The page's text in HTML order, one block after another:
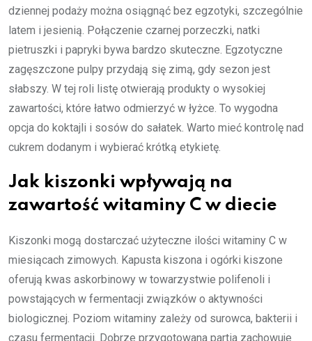
dziennej podaży można osiągnąć bez egzotyki, szczególnie
latem i jesienią. Połączenie czarnej porzeczki, natki
pietruszki i papryki bywa bardzo skuteczne. Egzotyczne
zagęszczone pulpy przydają się zimą, gdy sezon jest
słabszy. W tej roli listę otwierają produkty o wysokiej
zawartości, które łatwo odmierzyć w łyżce. To wygodna
opcja do koktajli i sosów do sałatek. Warto mieć kontrolę nad
cukrem dodanym i wybierać krótką etykietę.
Jak kiszonki wpływają na
zawartość witaminy C w diecie
Kiszonki mogą dostarczać użyteczne ilości witaminy C w
miesiącach zimowych. Kapusta kiszona i ogórki kiszone
oferują kwas askorbinowy w towarzystwie polifenoli i
powstających w fermentacji związków o aktywności
biologicznej. Poziom witaminy zależy od surowca, bakterii i
czasu fermentacji. Dobrze przygotowana partia zachowuje